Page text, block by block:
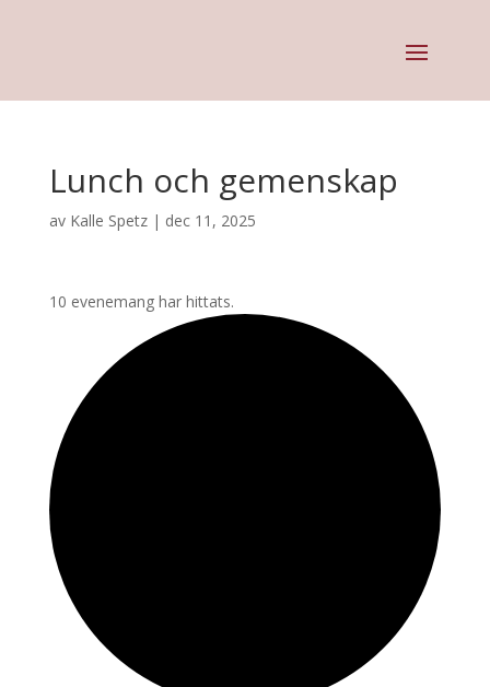
Lunch och gemenskap
av Kalle Spetz| dec 11, 2025
10 evenemang har hittats.